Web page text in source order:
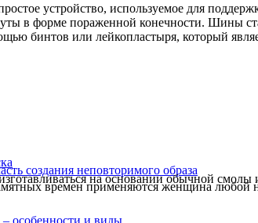
устройство, используемое для
в форме пораженной конечности. Шины
бинтов или лейкопластыря, который
создания неповторимого образа
времен применяются женщина любой
на основании обычной
особенности и виды